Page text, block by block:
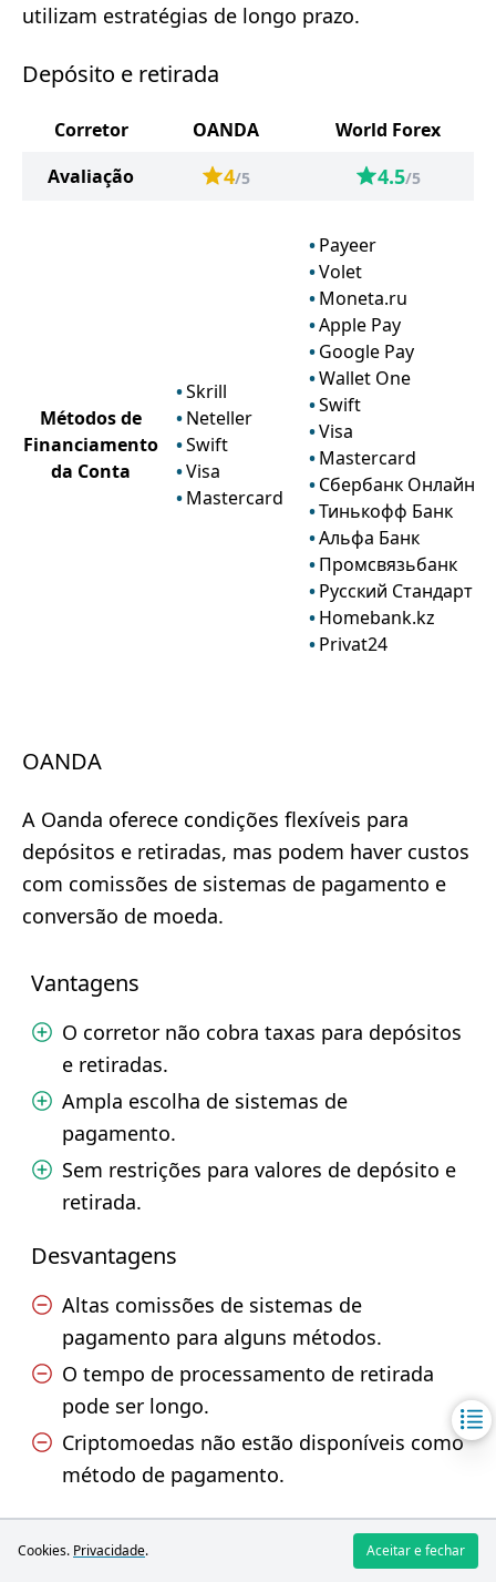
utilizam estratégias de longo prazo.
Depósito e retirada
Corretor OANDA
World Forex
Avaliação
4/5 4.5/5
Métodos de
Financiamento
da Conta
Skrill
Neteller
Swift
Visa
Mastercard
Payeer
Volet
Moneta.ru
Apple Pay
Google Pay
Wallet One
Swift
Visa
Mastercard
Сбербанк Онлайн
Тинькофф Банк
Альфа Банк
Промсвязьбанк
Русский Стандарт
Homebank.kz
Privat24
OANDA
A Oanda oferece condições flexíveis para
depósitos e retiradas, mas podem haver custos
com comissões de sistemas de pagamento e
conversão de moeda.
Vantagens
O corretor não cobra taxas para depósitos
e retiradas.
Ampla escolha de sistemas de
pagamento.
Sem restrições para valores de depósito e
retirada.
Desvantagens
Altas comissões de sistemas de
pagamento para alguns métodos.
O tempo de processamento de retirada
pode ser longo.
Criptomoedas não estão disponíveis como
método de pagamento.
World Forex
Cookies. Privacidade. Aceitar e fechar